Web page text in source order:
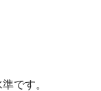
です。